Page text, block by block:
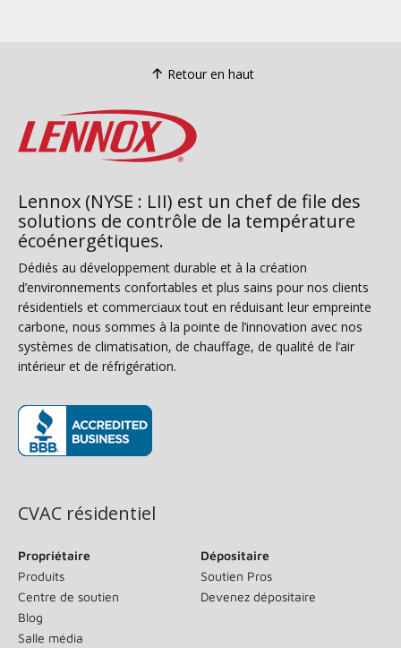
Retour en haut
Lennox (NYSE : LII) est un chef de file des
solutions de contrôle de la température
écoénergétiques.
Dédiés au développement durable et à la création
d’environnements confortables et plus sains pour nos clients
résidentiels et commerciaux tout en réduisant leur empreinte
carbone, nous sommes à la pointe de l’innovation avec nos
systèmes de climatisation, de chauffage, de qualité de l’air
intérieur et de réfrigération.
CVAC résidentiel
Propriétaire
Produits
Centre de soutien
Blog
Salle média
Dépositaire
Soutien Pros
Devenez dépositaire